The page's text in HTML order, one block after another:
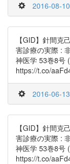
2016-08-
【GID】針間克
害診療の実際 :
神医学 53巻8号
https://t.co/
2016-06-
【GID】針間克
害診療の実際 :
神医学 53巻8号
https://t.co/